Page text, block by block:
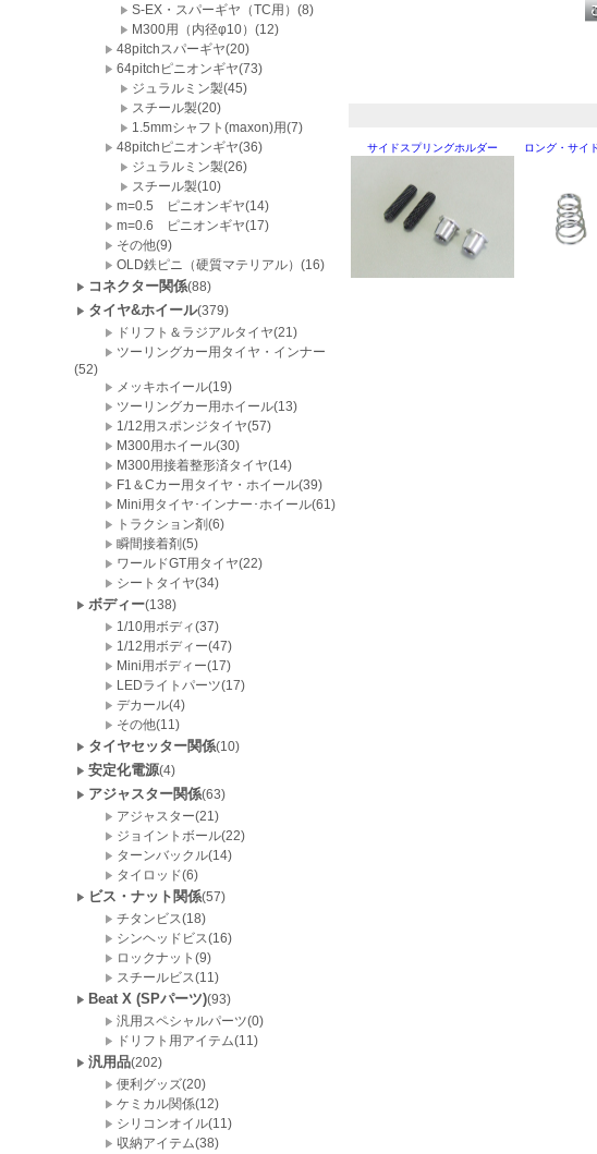
S-EX・スパーギヤ（TC用）(8)
M300用（内径φ10）(12)
48pitchスパーギヤ(20)
64pitchピニオンギヤ(73)
ジュラルミン製(45)
スチール製(20)
1.5mmシャフト(maxon)用(7)
48pitchピニオンギヤ(36)
ジュラルミン製(26)
スチール製(10)
m=0.5 ピニオンギヤ(14)
m=0.6 ピニオンギヤ(17)
その他(9)
OLD鉄ピニ（硬質マテリアル）(16)
コネクター関係(88)
タイヤ&ホイール(379)
ドリフト＆ラジアルタイヤ(21)
ツーリングカー用タイヤ・インナー
(52)
メッキホイール(19)
ツーリングカー用ホイール(13)
1/12用スポンジタイヤ(57)
M300用ホイール(30)
M300用接着整形済タイヤ(14)
F1＆Cカー用タイヤ・ホイール(39)
Mini用タイヤ･インナー･ホイール(61)
トラクション剤(6)
瞬間接着剤(5)
ワールドGT用タイヤ(22)
シートタイヤ(34)
ボディー(138)
1/10用ボディ(37)
1/12用ボディー(47)
Mini用ボディー(17)
LEDライトパーツ(17)
デカール(4)
その他(11)
タイヤセッター関係(10)
安定化電源(4)
アジャスター関係(63)
アジャスター(21)
ジョイントボール(22)
ターンバックル(14)
タイロッド(6)
ビス・ナット関係(57)
チタンビス(18)
シンヘッドビス(16)
ロックナット(9)
スチールビス(11)
Beat X (SPパーツ)(93)
汎用スペシャルパーツ(0)
ドリフト用アイテム(11)
汎用品(202)
便利グッズ(20)
ケミカル関係(12)
シリコンオイル(11)
収納アイテム(38)
サイドスプリングホルダー ロング・サイ